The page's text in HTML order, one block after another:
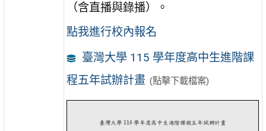
（含直播與錄播）。
點我進行校內報名
臺灣大學 115 學年度高中生進階課
程五年試辦計畫 (點擊下載檔案)